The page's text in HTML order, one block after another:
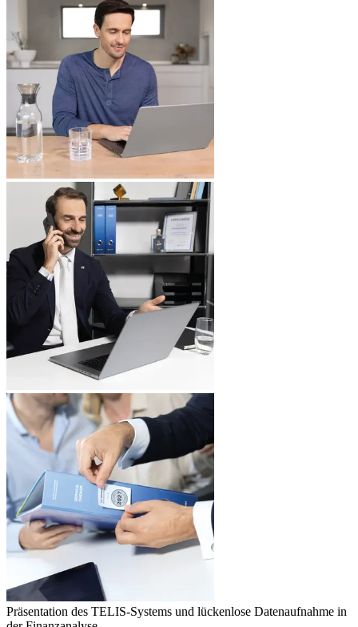
Präsentation des TELIS-Systems und lückenlose Datenaufnahme in